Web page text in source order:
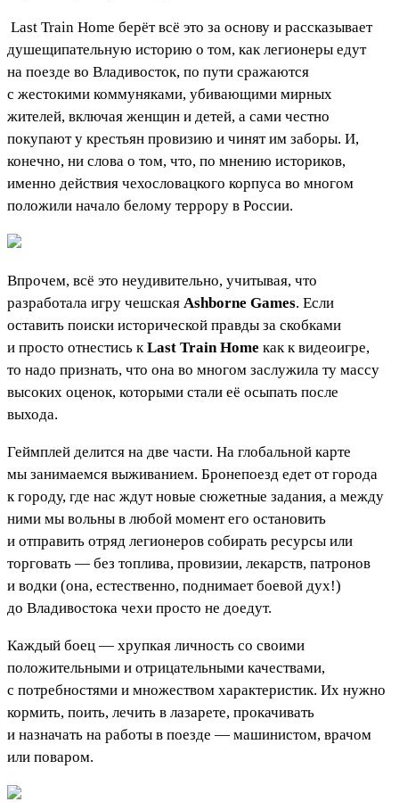
Last Train Home берёт всё это за основу и рассказывает
душещипательную историю о том, как легионеры едут
на поезде во Владивосток, по пути сражаются
с жестокими коммуняками, убивающими мирных
жителей, включая женщин и детей, а сами честно
покупают у крестьян провизию и чинят им заборы. И,
конечно, ни слова о том, что, по мнению историков,
именно действия чехословацкого корпуса во многом
положили начало белому террору в России.
Впрочем, всё это неудивительно, учитывая, что
разработала игру чешская Ashborne Games. Если
оставить поиски исторической правды за скобками
и просто отнестись к Last Train Home как к видеоигре,
то надо признать, что она во многом заслужила ту массу
высоких оценок, которыми стали её осыпать после
выхода.
Геймплей делится на две части. На глобальной карте
мы занимаемся выживанием. Бронепоезд едет от города
к городу, где нас ждут новые сюжетные задания, а между
ними мы вольны в любой момент его остановить
и отправить отряд легионеров собирать ресурсы или
торговать — без топлива, провизии, лекарств, патронов
и водки (она, естественно, поднимает боевой дух!)
до Владивостока чехи просто не доедут.
Каждый боец — хрупкая личность со своими
положительными и отрицательными качествами,
с потребностями и множеством характеристик. Их нужно
кормить, поить, лечить в лазарете, прокачивать
и назначать на работы в поезде — машинистом, врачом
или поваром.